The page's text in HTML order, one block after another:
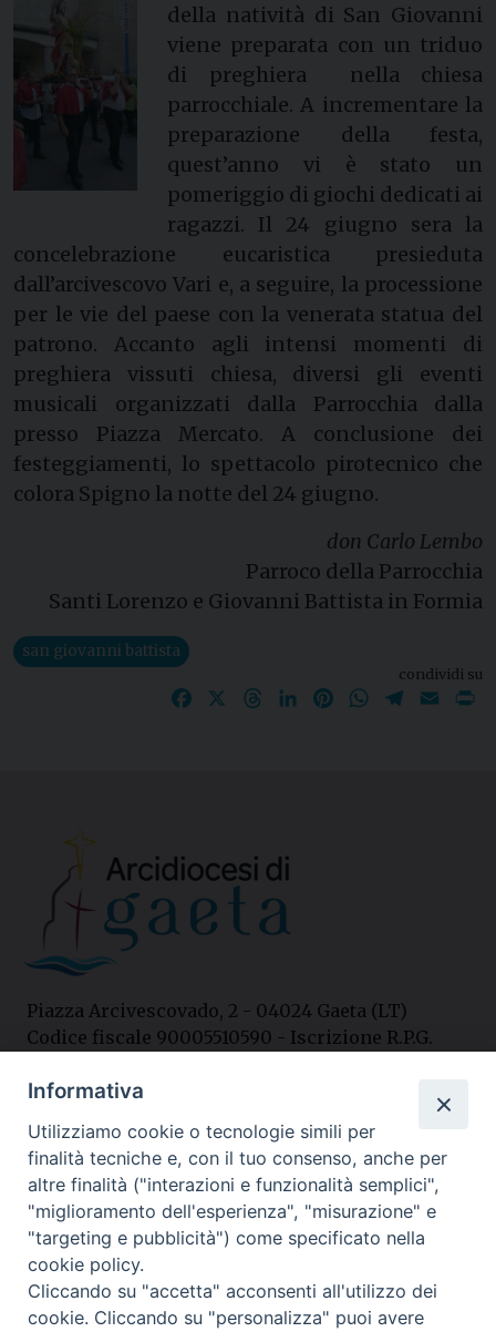
della natività di San Giovanni
viene preparata con un triduo
di preghiera nella chiesa
parrocchiale. A incrementare la
preparazione della festa,
quest’anno vi è stato un
pomeriggio di giochi dedicati ai
ragazzi. Il 24 giugno sera la
concelebrazione eucaristica presieduta
dall’arcivescovo Vari e, a seguire, la processione
per le vie del paese con la venerata statua del
patrono. Accanto agli intensi momenti di
preghiera vissuti chiesa, diversi gli eventi
musicali organizzati dalla Parrocchia dalla
presso Piazza Mercato. A conclusione dei
festeggiamenti, lo spettacolo pirotecnico che
colora Spigno la notte del 24 giugno.
don Carlo Lembo
Parroco della Parrocchia
Santi Lorenzo e Giovanni Battista in Formia
san giovanni battista
condividi su
Facebook ThreadsLinkedInPinterestWhatsApp
Telegram
Email
Piazza Arcivescovado, 2 - 04024 Gaeta (LT)
Codice fiscale 90005510590 - Iscrizione R.P.G.
Contatti
Curia
Tel. 0771.740341
Palazzo De Vio
Tel. 0771.464088
Informativa
Utilizziamo cookie o tecnologie simili per
finalità tecniche e, con il tuo consenso, anche per
altre finalità ("interazioni e funzionalità semplici",
"miglioramento dell'esperienza", "misurazione" e
"targeting e pubblicità") come specificato nella
cookie policy.
Cliccando su "accetta" acconsenti all'utilizzo dei
cookie. Cliccando su "personalizza" puoi avere